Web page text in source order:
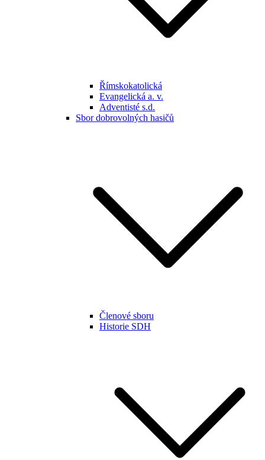
Římskokatolická
Evangelická a. v.
Adventisté s.d.
Sbor dobrovolných hasičů
Členové sboru
Historie SDH